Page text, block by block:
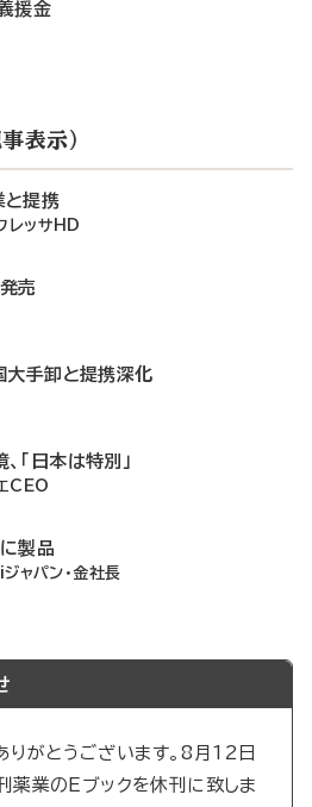
援金
表示）
と提携
レッサHD
売
大手卸と提携深化
「日本は特別」
CEO
製品
ャパン・金社長
がとうございます。8月12日
刊薬業のEブックを休刊に致しま